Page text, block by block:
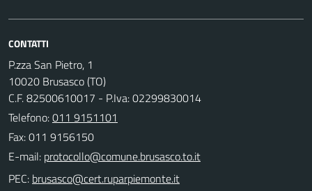
CONTATTI
P.zza San Pietro, 1
10020 Brusasco (TO)
C.F. 82500610017 - P.Iva: 02299830014
Telefono:011 9151101
Fax: 011 9156150
E-mail:
PEC: